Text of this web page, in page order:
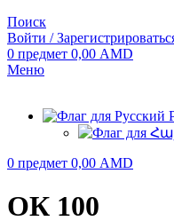
Поиск
Войти /
0 предмет 0,00 AMD
Меню
0 предмет 0,00 AMD
ОК 100